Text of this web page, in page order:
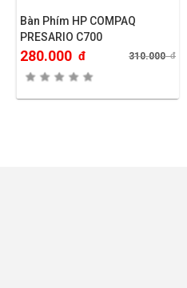
Bàn Phím HP COMPAQ
PRESARIO C700
280.000 đ 310.000đ